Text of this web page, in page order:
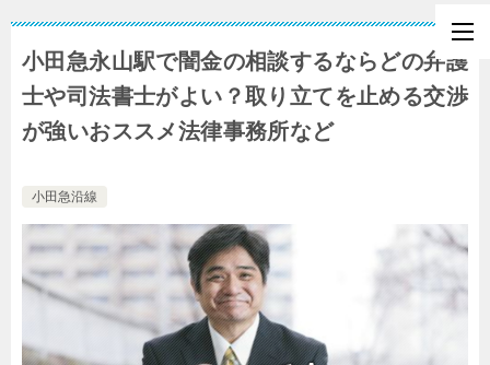
小田急永山駅で闇金の相談するならどの弁護
士や司法書士がよい？取り立てを止める交渉
が強いおススメ法律事務所など
小田急沿線